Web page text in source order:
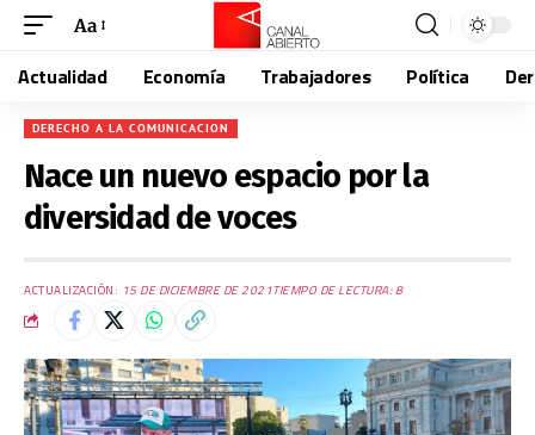
Aa
Actualidad Economía Trabajadores Política
DERECHO A LA COMUNICACION
Nace un nuevo espacio por la
diversidad de voces
ACTUALIZACIÓN: 15 DE DICIEMBRE DE 2021TIEMPO DE LECTURA: 8